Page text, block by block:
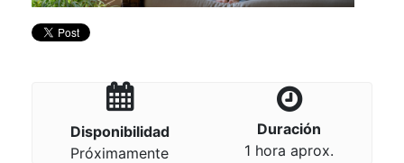
Disponibilidad
Próximamente
Duración
1 hora aprox.